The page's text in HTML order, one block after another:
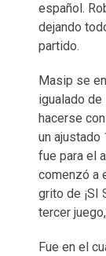
español.
dejando
partido.
Masip se
igualado de
hacerse
un ajustado
fue para el
comenzó a
grito de ¡SI
tercer
Fue en el